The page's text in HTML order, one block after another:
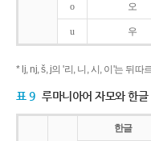
o 오
u 우
* lj, nj, š, j의 '리, 니, 시, 이'는 뒤
표 9 루마니아어 자모와 한글
한글